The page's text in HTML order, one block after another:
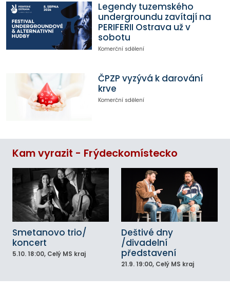
Legendy tuzemského
undergroundu zavítají na
PERIFERII Ostrava už v
sobotu
Komerční sdělení
ČPZP vyzývá k darování
krve
Komerční sdělení
Kam vyrazit - Frýdeckomístecko
Smetanovo trio/
koncert
5.10. 18:00, Celý MS kraj
Deštivé dny
/divadelní
představení
21.9. 19:00, Celý MS kraj